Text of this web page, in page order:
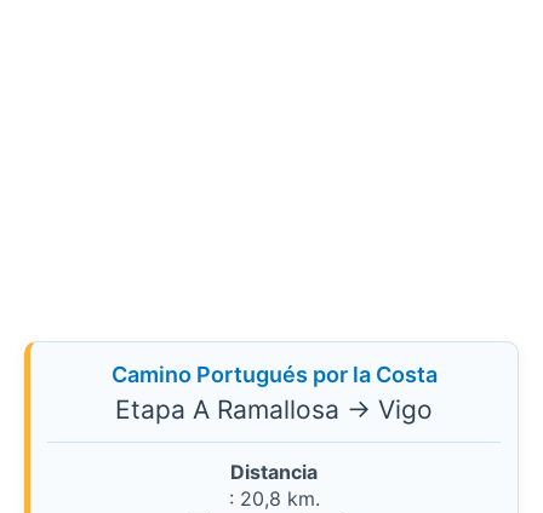
Camino Portugués por la Costa
Etapa A Ramallosa → Vigo
Distancia
: 20,8 km.